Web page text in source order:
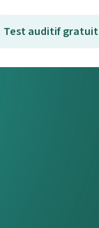
Test auditif gratuit